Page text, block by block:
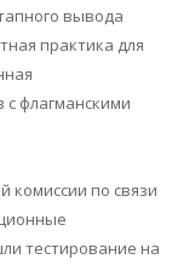
вывода
практика для
с флагманскими
комиссии по связи
тестирование на